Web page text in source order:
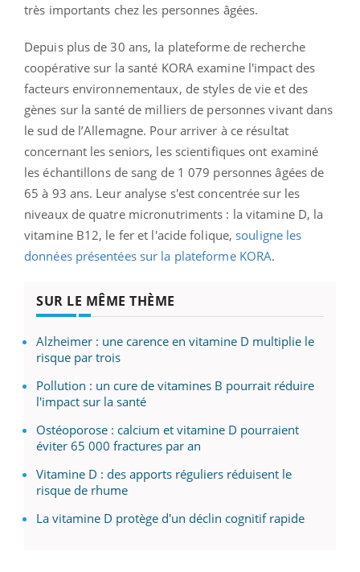
très importants chez les personnes âgées.
Depuis plus de 30 ans, la plateforme de recherche
coopérative sur la santé KORA examine l'impact des
facteurs environnementaux, de styles de vie et des
gènes sur la santé de milliers de personnes vivant dans
le sud de l’Allemagne. Pour arriver à ce résultat
concernant les seniors, les scientifiques ont examiné
les échantillons de sang de 1 079 personnes âgées de
65 à 93 ans. Leur analyse s'est concentrée sur les
niveaux de quatre micronutriments : la vitamine D, la
vitamine B12, le fer et l'acide folique, souligne les
données présentées sur la plateforme KORA.
SUR LE MÊME THÈME
Alzheimer : une carence en vitamine D multiplie le
risque par trois
Pollution : un cure de vitamines B pourrait réduire
l'impact sur la santé
Ostéoporose : calcium et vitamine D pourraient
éviter 65 000 fractures par an
Vitamine D : des apports réguliers réduisent le
risque de rhume
La vitamine D protège d'un déclin cognitif rapide